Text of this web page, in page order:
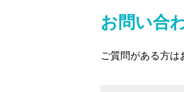
お問い合
ご質問がある方は